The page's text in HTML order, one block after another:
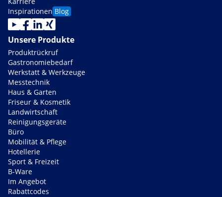
Inspirationen Blog
Unsere Produkte
Produktrückruf
Gastronomiebedarf
Werkstatt & Werkzeuge
Messtechnik
Haus & Garten
Friseur & Kosmetik
Landwirtschaft
Reinigungsgeräte
Büro
Mobilität & Pflege
Hotellerie
Sport & Freizeit
B-Ware
Im Angebot
Rabattcodes